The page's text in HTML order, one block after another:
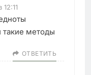
такие методы
ОТВЕТИТЬ